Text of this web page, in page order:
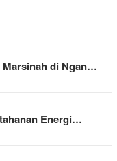
Marsinah di Ngan…
Energi…